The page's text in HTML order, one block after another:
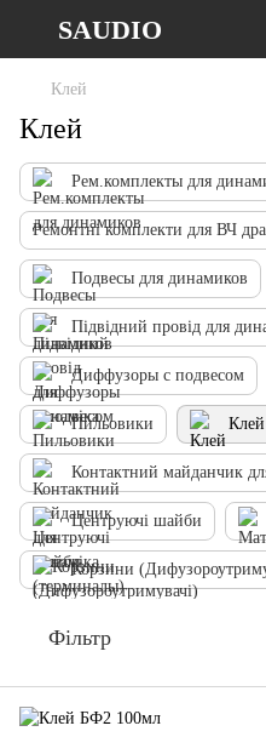
SAUDIO
Клей
Клей
Рем.комплекты для
Ремонтні комплекти для ВЧ
Подвесы для динамиков
Підвідний провід для
Диффузоры с подвесом
Пильовики Клей
Контактний майданчик
Центруючі шайби
Корзини
Фільтр